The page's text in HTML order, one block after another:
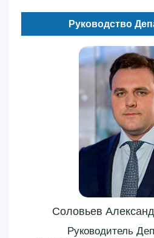
Руководство
Соловьев
Руководитель